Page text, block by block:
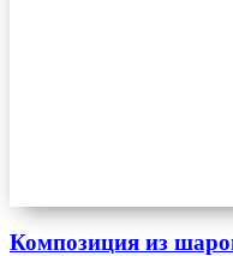
Композиция из